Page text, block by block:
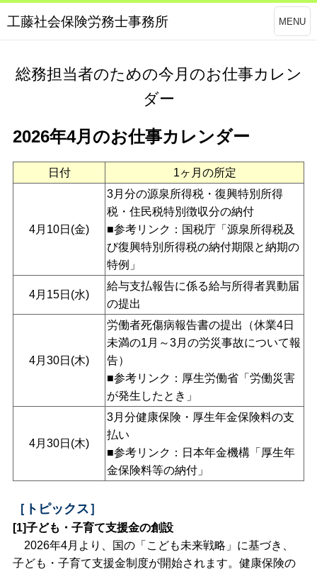
工藤社会保険労務士事務所 MENU
総務担当者のための今月のお仕事カレン
ダー
2026年4月のお仕事カレンダー
日付 1ヶ月の所定
4月10日(金)
3月分の源泉所得税・復興特別所得
税・住民税特別徴収分の納付
■参考リンク：国税庁「 源泉所得税及
び復興特別所得税の納付期限と納期の
特例 」
4月15日(水)
給与支払報告に係る給与所得者異動届
の提出
4月30日(木)
労働者死傷病報告書の提出（休業4日
未満の1月～3月の労災事故について報
告）
■参考リンク：厚生労働省「 労働災害
が発生したとき 」
4月30日(木)
3月分健康保険・厚生年金保険料の支
払い
■参考リンク：日本年金機構「 厚生年
金保険料等の納付 」
［トピックス］
[1]子ども・子育て支援金の創設
2026年4月より、国の「こども未来戦略」に基づき、
子ども・子育て支援金制度が開始されます。健康保険の